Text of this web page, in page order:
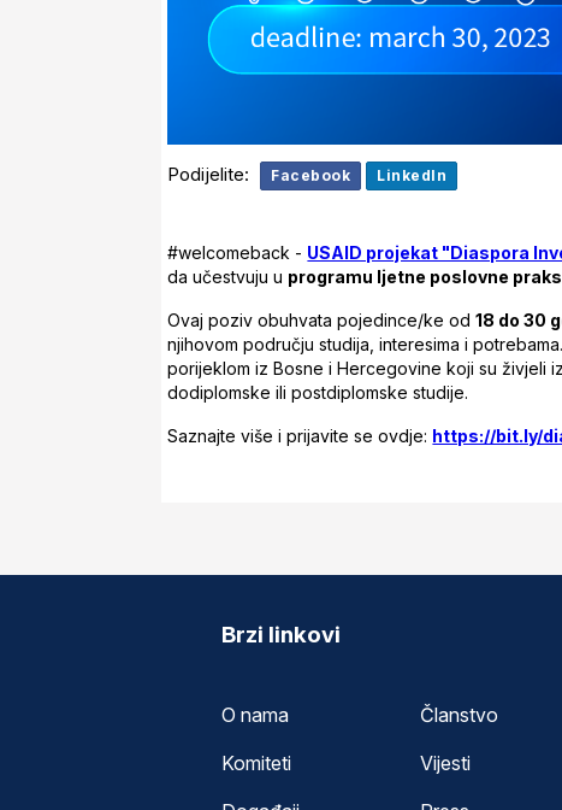
Podijelite: Facebook LinkedIn
#welcomeback - USAID projekat "Diaspora
da učestvuju u programu ljetne poslovne
Ovaj poziv obuhvata pojedince/ke od18 do 30
njihovom području studija, interesima i
porijeklom iz Bosne i Hercegovine koji su živjeli
dodiplomske ili postdiplomske studije.
Saznajte više i prijavite se ovdje: https://bit.ly/
Brzi linkovi
O nama
Članstvo
Komiteti
Vijesti